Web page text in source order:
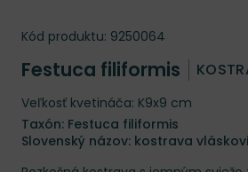
Kód produktu: 9250064
Festuca filiformis
Veľkosť kvetináča: K9x9 cm
Taxón: Festuca filiformis
Slovenský názov: kostrava